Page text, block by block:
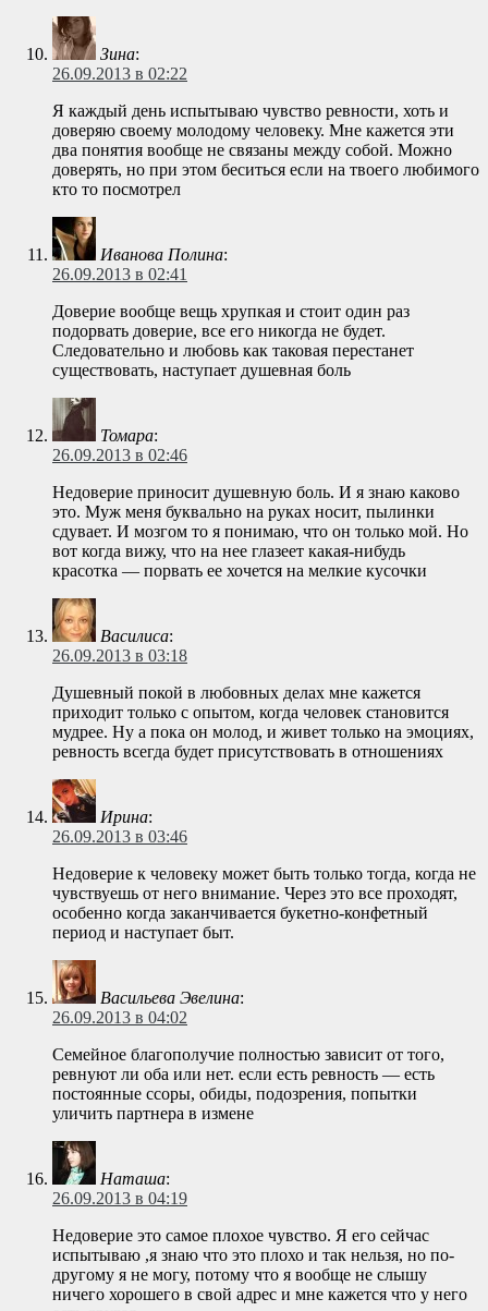
Зина:
26.09.2013 в 02:22
Я каждый день испытываю чувство ревности, хоть и
доверяю своему молодому человеку. Мне кажется эти
два понятия вообще не связаны между собой. Можно
доверять, но при этом беситься если на твоего любимого
кто то посмотрел
Иванова Полина:
26.09.2013 в 02:41
Доверие вообще вещь хрупкая и стоит один раз
подорвать доверие, все его никогда не будет.
Следовательно и любовь как таковая перестанет
существовать, наступает душевная боль
Томара:
26.09.2013 в 02:46
Недоверие приносит душевную боль. И я знаю каково
это. Муж меня буквально на руках носит, пылинки
сдувает. И мозгом то я понимаю, что он только мой. Но
вот когда вижу, что на нее глазеет какая-нибудь
красотка — порвать ее хочется на мелкие кусочки
Василиса:
26.09.2013 в 03:18
Душевный покой в любовных делах мне кажется
приходит только с опытом, когда человек становится
мудрее. Ну а пока он молод, и живет только на эмоциях,
ревность всегда будет присутствовать в отношениях
Ирина:
26.09.2013 в 03:46
Недоверие к человеку может быть только тогда, когда не
чувствуешь от него внимание. Через это все проходят,
особенно когда заканчивается букетно-конфетный
период и наступает быт.
Васильева Эвелина:
26.09.2013 в 04:02
Семейное благополучие полностью зависит от того,
ревнуют ли оба или нет. если есть ревность — есть
постоянные ссоры, обиды, подозрения, попытки
уличить партнера в измене
Наташа:
26.09.2013 в 04:19
Недоверие это самое плохое чувство. Я его сейчас
испытываю ,я знаю что это плохо и так нельзя, но по-
другому я не могу, потому что я вообще не слышу
ничего хорошего в свой адрес и мне кажется что у него